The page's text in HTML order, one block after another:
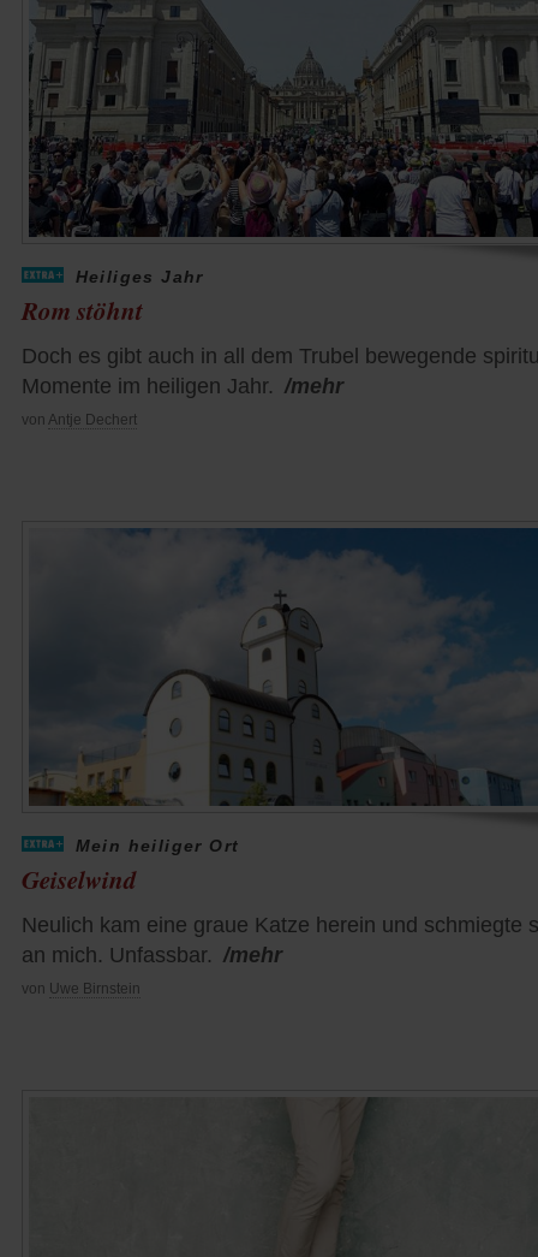
Heiliges Jahr
Rom stöhnt
Doch es gibt auch in all dem Trubel bewegende
Momente im heiligen Jahr. /mehr
von Antje Dechert
Mein heiliger Ort
Geiselwind
Neulich kam eine graue Katze herein und schmiegte
an mich. Unfassbar. /mehr
von Uwe Birnstein